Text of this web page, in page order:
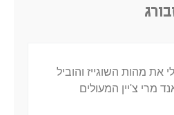
את מהות השוגייז והוביל
מרי צ'יין המעולים